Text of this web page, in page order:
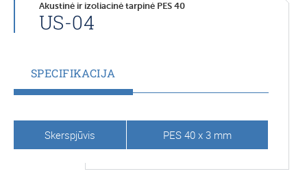
Akustinė ir izoliacinė tarpinė PES 40
US-04
SPECIFIKACIJA
Skerspjūvis PES 40 x 3 mm